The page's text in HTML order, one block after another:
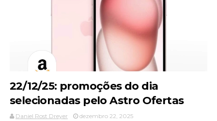
22/12/25: promoções do dia
selecionadas pelo Astro Ofertas
Daniel Rost Dreyer dezembro 22, 2025